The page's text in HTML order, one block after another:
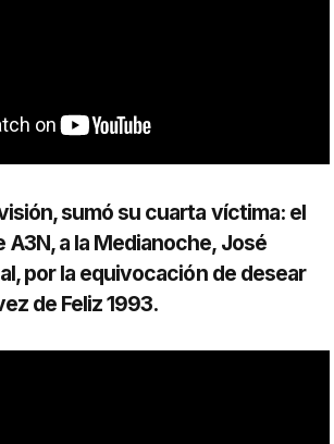
sumó su cuarta víctima: el
A3N, a la Medianoche, José
por la equivocación de desear
de Feliz 1993.